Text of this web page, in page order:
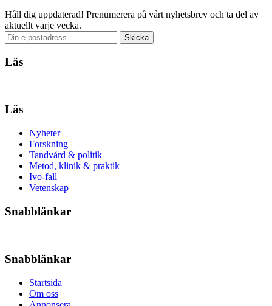
Håll dig uppdaterad! Prenumerera på vårt nyhetsbrev och ta del av
aktuellt varje vecka.
Läs
Läs
Nyheter
Forskning
Tandvård & politik
Metod, klinik & praktik
Ivo-fall
Vetenskap
Snabblänkar
Snabblänkar
Startsida
Om oss